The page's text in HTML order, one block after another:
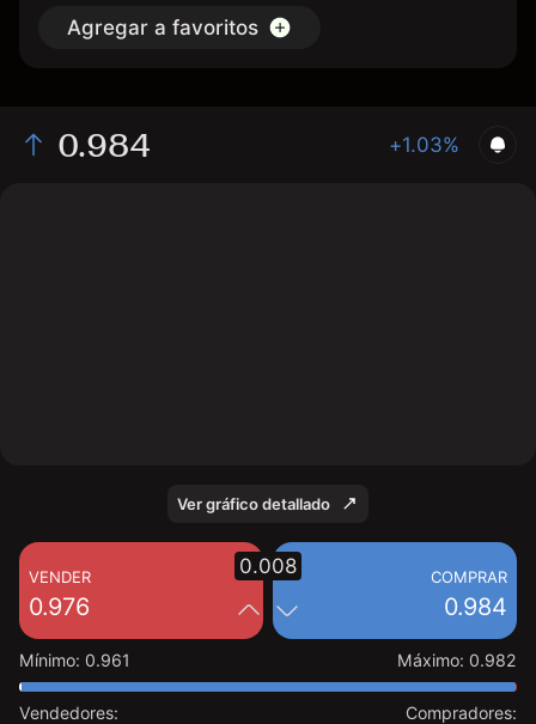
Agregar a favoritos
0.984 +1.03%
Ver gráfico detallado
VENDER
0.976
COMPRAR
0.984
0.008
Mínimo: 0.961 Máximo: 0.982
Vendedores: Compradores: